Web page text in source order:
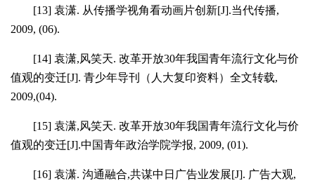
[13] 袁潇. 从传播学视角看动画片创新[J].当代传播,
2009, (06).
[14] 袁潇,风笑天. 改革开放30年我国青年流行文化与价
值观的变迁[J]. 青少年导刊（人大复印资料）全文转载,
2009,(04).
[15] 袁潇,风笑天. 改革开放30年我国青年流行文化与价
值观的变迁[J].中国青年政治学院学报, 2009, (01).
[16] 袁潇. 沟通融合,共谋中日广告业发展[J]. 广告大观,